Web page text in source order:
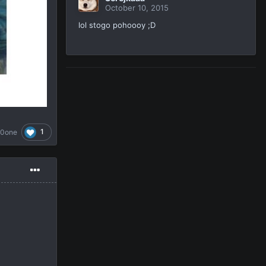
1
October 10, 2015
lol stogo pohoooy ;D